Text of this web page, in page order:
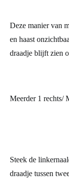
Deze manier van
en haast
draadje blijft zien
Meerder 1 rechts/
Steek de
draadje tussen